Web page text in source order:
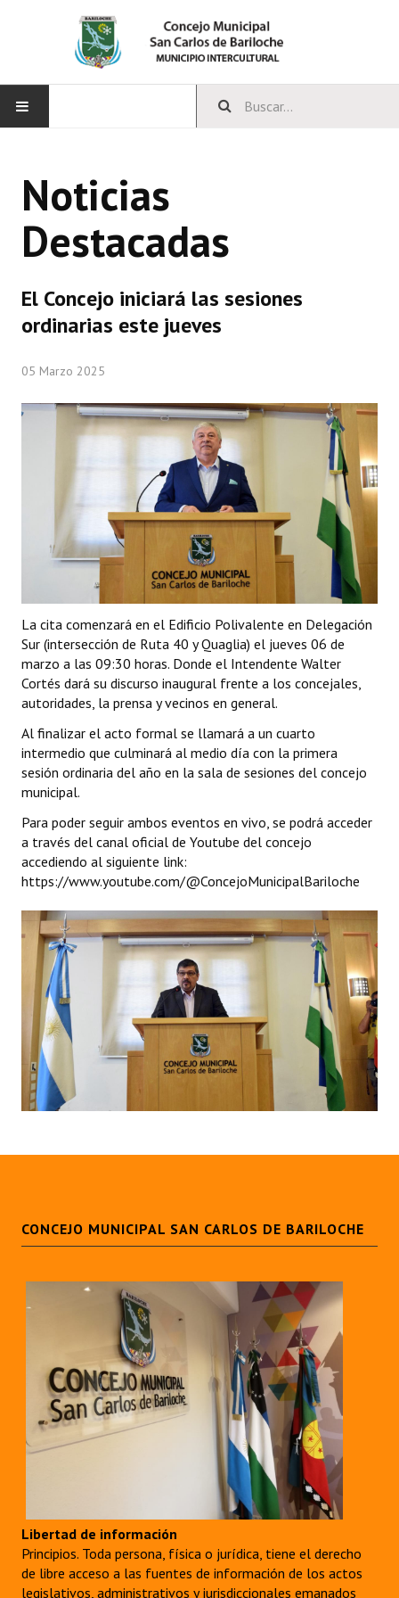
CONCEJO
Bloques Políticos
Comisiones Permanentes
Programas
Constitución Nacional
Constitución Provincial
Carta Orgánica 2007
Reglamento Interno
Digesto
Organigrama
Informes de Gestión
Proyectos Presentados
Dictámenes Asesoría Letrada
Actas de Sesión
Informes de Unidad Coordinadora
Ejecución Presupuestaria
Actas de Audiencias Públicas
NORMATIVA
Comunicaciones
Declaraciones
Antiguos Pobladores
Noticias Destacadas
Registros y Distinciones
Datos Históricos
Premio al Mérito - Registro
Audiencias Públicas - Registro
Mujeres que Dejaron Huellas - Registro
Ciudadano Ilustre - Registro
Banca del Vecino - Registro
Noticias
Destacadas
El Concejo iniciará las sesiones
ordinarias este jueves
05 Marzo 2025
La cita comenzará en el Edificio Polivalente en Delegación
Sur (intersección de Ruta 40 y Quaglia) el jueves 06 de
marzo a las 09:30 horas. Donde el Intendente Walter
Cortés dará su discurso inaugural frente a los concejales,
autoridades, la prensa y vecinos en general.
Al finalizar el acto formal se llamará a un cuarto
intermedio que culminará al medio día con la primera
sesión ordinaria del año en la sala de sesiones del concejo
municipal.
Para poder seguir ambos eventos en vivo, se podrá acceder
a través del canal oficial de Youtube del concejo
accediendo al siguiente link:
https://www.youtube.com/@ConcejoMunicipalBariloche
CONCEJO MUNICIPAL SAN CARLOS DE BARILOCHE
Libertad de información
Principios. Toda persona, física o jurídica, tiene el derecho
de libre acceso a las fuentes de información de los actos
legislativos, administrativos y jurisdiccionales emanados